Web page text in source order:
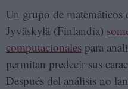
Un grupo de matemáticos
Jyväskylä (Finlandia)
computacionales para
permitan predecir sus
Después del análisis no